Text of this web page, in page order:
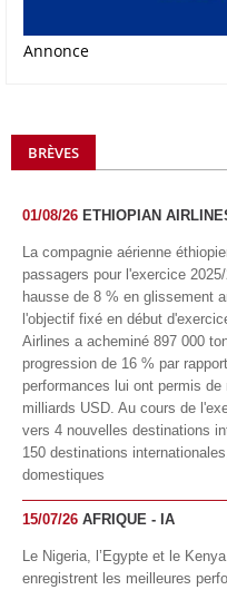
Annonce
BRÈVES
01/08/26 ETHIOPIAN
La compagnie aérienne
passagers pour l'exercice
hausse de 8 % en glissement
l'objectif fixé en début
Airlines a acheminé 897 000
progression de 16 % par
performances lui ont permis
milliards USD. Au cours de
vers 4 nouvelles destinations
150 destinations
domestiques
15/07/26 AFRIQUE - IA
Le Nigeria, l’Egypte et le
enregistrent les meilleures